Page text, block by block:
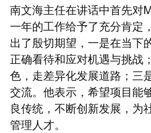
南文海主任在讲话中首先对
一年的工作给予了充分肯定
出了殷切期望，一是在当下
正确看待和应对机遇与挑战
色，走差异化发展道路；三
交流。他表示，希望项目能
良传统，不断创新发展，为
管理人才。